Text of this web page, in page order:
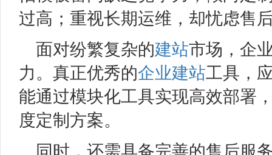
过高；重视长期运维，却忧虑售
面对纷繁复杂的建站市场，企
力。真正优秀的企业建站工具，
能通过模块化工具实现高效部署
度定制方案。
同时，还需具备完善的售后服